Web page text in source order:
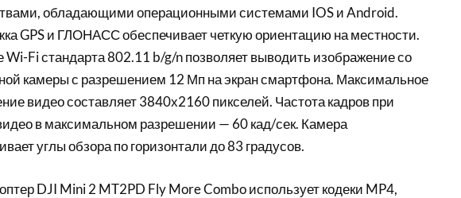
обладающими операционными системами IOS и Android.
GPS и ГЛОНАСС обеспечивает четкую ориентацию на местности.
Wi-Fi стандарта 802.11 b/g/n позволяет выводить изображение со
камеры с разрешением 12 Мп на экран смартфона. Максимальное
видео составляет 3840х2160 пикселей. Частота кадров при
в максимальном разрешении — 60 кад/сек. Камера
углы обзора по горизонтали до 83 градусов.
DJI Mini 2 MT2PD Fly More Combo использует кодеки MP4,